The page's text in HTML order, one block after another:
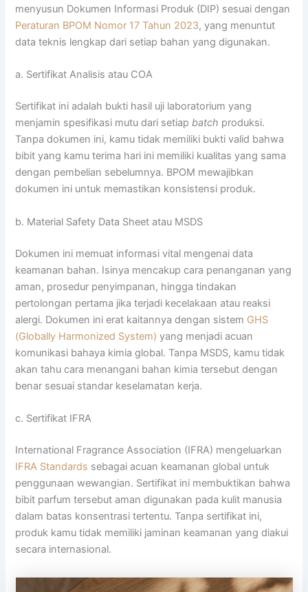
menyusun Dokumen Informasi Produk (DIP) sesuai dengan
Peraturan BPOM Nomor 17 Tahun 2023, yang menuntut
data teknis lengkap dari setiap bahan yang digunakan.
a. Sertifikat Analisis atau COA
Sertifikat ini adalah bukti hasil uji laboratorium yang
menjamin spesifikasi mutu dari setiapbatch produksi.
Tanpa dokumen ini, kamu tidak memiliki bukti valid bahwa
bibit yang kamu terima hari ini memiliki kualitas yang sama
dengan pembelian sebelumnya. BPOM mewajibkan
dokumen ini untuk memastikan konsistensi produk.
b. Material Safety Data Sheet atau MSDS
Dokumen ini memuat informasi vital mengenai data
keamanan bahan. Isinya mencakup cara penanganan yang
aman, prosedur penyimpanan, hingga tindakan
pertolongan pertama jika terjadi kecelakaan atau reaksi
alergi. Dokumen ini erat kaitannya dengan sistem GHS
(Globally Harmonized System) yang menjadi acuan
komunikasi bahaya kimia global. Tanpa MSDS, kamu tidak
akan tahu cara menangani bahan kimia tersebut dengan
benar sesuai standar keselamatan kerja.
c. Sertifikat IFRA
International Fragrance Association (IFRA) mengeluarkan
IFRA Standards sebagai acuan keamanan global untuk
penggunaan wewangian. Sertifikat ini membuktikan bahwa
bibit parfum tersebut aman digunakan pada kulit manusia
dalam batas konsentrasi tertentu. Tanpa sertifikat ini,
produk kamu tidak memiliki jaminan keamanan yang diakui
secara internasional.